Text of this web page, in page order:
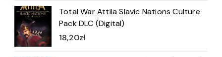
Total War Attila Slavic Nations Culture
Pack DLC (Digital)
18,20zł